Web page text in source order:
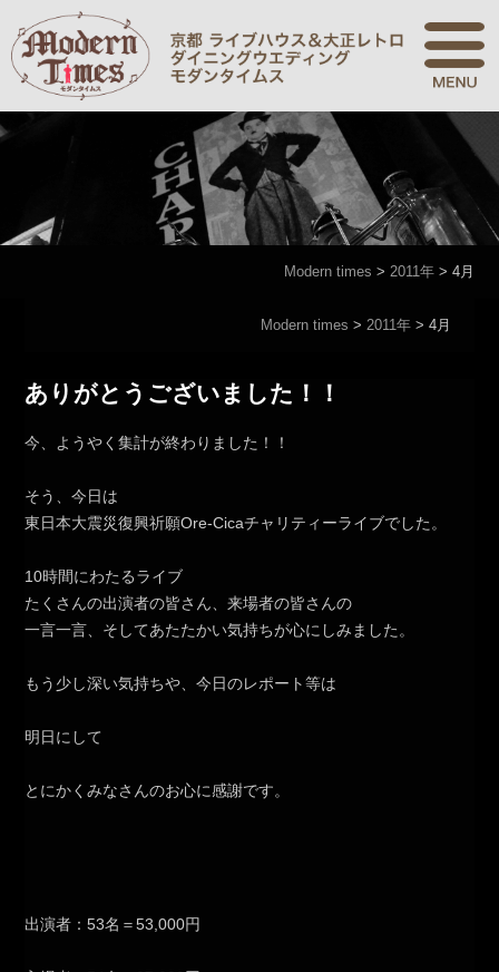
Modern times > 2011年> 4月
Modern times >2011年 >4月
ありがとうございました！！
今、ようやく集計が終わりました！！
そう、今日は
東日本大震災復興祈願Ore-Cicaチャリティーライブでした。
10時間にわたるライブ
たくさんの出演者の皆さん、来場者の皆さんの
一言一言、そしてあたたかい気持ちが心にしみました。
もう少し深い気持ちや、今日のレポート等は
明日にして
とにかくみなさんのお心に感謝です。
出演者：53名＝53,000円